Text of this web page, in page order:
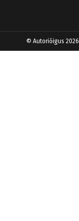
© Autoriõigus